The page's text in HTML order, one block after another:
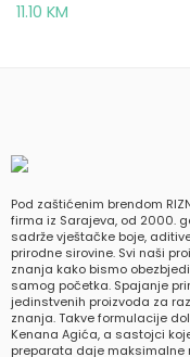
11.10 KM
Pod zaštićenim brendom
firma iz Sarajeva, od 2000.
sadrže vještačke boje,
prirodne sirovine. Svi naši
znanja kako bismo
samog početka. Spajanje
jedinstvenih proizvoda za
znanja. Takve formulacije
Kenana Agića, a sastojci
preparata daje maksimalne